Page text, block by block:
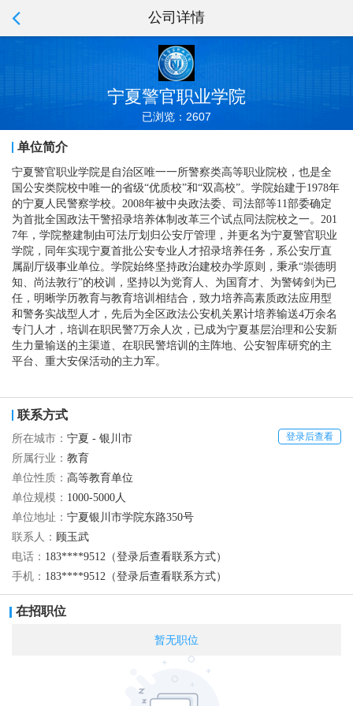
公司详情
宁夏警官职业学院
已浏览：2607
单位简介
宁夏警官职业学院是自治区唯一一所警察类高等职业院校，也是全
国公安类院校中唯一的省级“优质校”和“双高校”。学院始建于1978年
的宁夏人民警察学校。2008年被中央政法委、司法部等11部委确定
为首批全国政法干警招录培养体制改革三个试点同法院校之一。201
7年，学院整建制由可法厅划归公安厅管理，并更名为宁夏警官职业
学院，同年实现宁夏首批公安专业人才招录培养任务，系公安厅直
属副厅级事业单位。学院始终坚持政治建校办学原则，秉承“崇德明
知、尚法敦行”的校训，坚持以为党育人、为国育才、为警铸剑为已
任，明晰学历教育与教育培训相结合，致力培养高素质政法应用型
和警务实战型人才，先后为全区政法公安机关累计培养输送4万余名
专门人才，培训在职民警7万余人次，已成为宁夏基层治理和公安新
生力量输送的主渠道、在职民警培训的主阵地、公安智库研究的主
平台、重大安保活动的主力军。
联系方式
登录后查看
所在城市： 宁夏 - 银川市
所属行业： 教育
单位性质： 高等教育单位
单位规模： 1000-5000人
单位地址： 宁夏银川市学院东路350号
联系人： 顾玉武
电话： 183****9512（登录后查看联系方式）
手机： 183****9512（登录后查看联系方式）
在招职位
暂无职位